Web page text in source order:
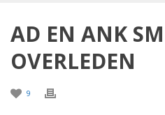
AD EN ANK
OVERLEDEN
9